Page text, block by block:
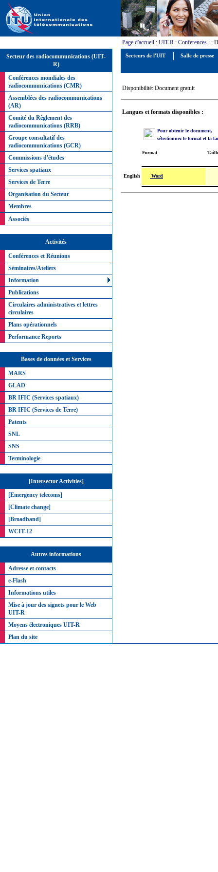
Page d'accueil: UIT-R: Conferences: :
Secteur des radiocommunications (UIT-
R)
Conférences mondiales des
radiocommunications (CMR)
Assemblées des radiocommunications
(AR)
Comité du Règlement des
radiocommunications (RRB)
Groupe consultatif des
radiocommunications (GCR)
Commissions d'études
Services spatiaux
Services de Terre
Organisation du Secteur
Membres
Associés
Activités
Conférences et Réunions
Séminaires/Ateliers
Information
Publications
Circulaires administratives et lettres
circulaires
Plans opérationnels
Performance Reports
Bases de données et Services
MARS
GLAD
BR IFIC (Services spatiaux)
BR IFIC (Services de Terre)
Patents
SNL
SNS
Terminologie
[Intersector Activities]
[Emergency telecoms]
[Climate change]
[Broadband]
WCIT-12
Autres informations
Adresse et contacts
e-Flash
Informations utiles
Mise à jour des signets pour le Web
UIT-R
Moyens électroniques UIT-R
Plan du site
Disponibilité: Document gratuit
Langues et formats disponibles :
Pour obtenir le document,
sélectionnez le format et la
Format
English Word
Secteurs de l'UIT Salle de presse